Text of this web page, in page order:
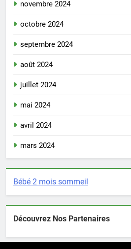
novembre 2024
octobre 2024
septembre 2024
août 2024
juillet 2024
mai 2024
avril 2024
mars 2024
Bébé 2 mois sommeil
Découvrez Nos Partenaires